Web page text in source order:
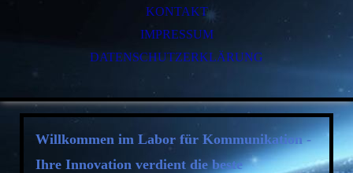
KONTAKT
IMPRESSUM
DATENSCHUTZERKLÄRUNG
Willkommen im Labor für Kommunikation -
Ihre Innovation verdient die beste